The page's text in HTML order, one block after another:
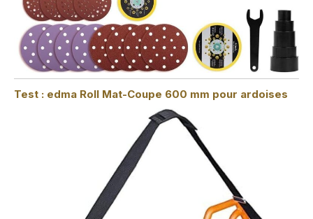
Test : edma Roll Mat-Coupe 600 mm pour ardoises